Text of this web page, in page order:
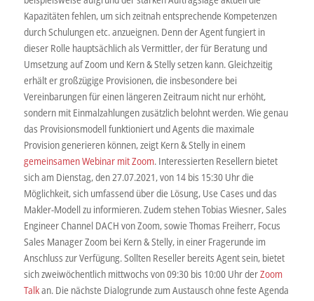
Kapazitäten fehlen, um sich zeitnah entsprechende Kompetenzen
durch Schulungen etc. anzueignen. Denn der Agent fungiert in
dieser Rolle hauptsächlich als Vermittler, der für Beratung und
Umsetzung auf Zoom und Kern & Stelly setzen kann. Gleichzeitig
erhält er großzügige Provisionen, die insbesondere bei
Vereinbarungen für einen längeren Zeitraum nicht nur erhöht,
sondern mit Einmalzahlungen zusätzlich belohnt werden. Wie genau
das Provisionsmodell funktioniert und Agents die maximale
Provision generieren können, zeigt Kern & Stelly in einem
gemeinsamen Webinar mit Zoom. Interessierten Resellern bietet
sich am Dienstag, den 27.07.2021, von 14 bis 15:30 Uhr die
Möglichkeit, sich umfassend über die Lösung, Use Cases und das
Makler-Modell zu informieren. Zudem stehen Tobias Wiesner, Sales
Engineer Channel DACH von Zoom, sowie Thomas Freiherr, Focus
Sales Manager Zoom bei Kern & Stelly, in einer Fragerunde im
Anschluss zur Verfügung. Sollten Reseller bereits Agent sein, bietet
sich zweiwöchentlich mittwochs von 09:30 bis 10:00 Uhr derZoom
Talkan. Die nächste Dialogrunde zum Austausch ohne feste Agenda